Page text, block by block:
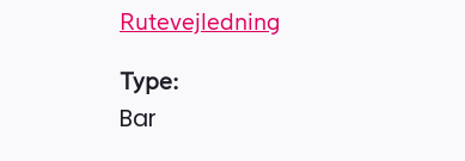
Rutevejledning
Type:
Bar